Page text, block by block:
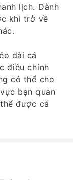
lịch. Dành
khi trở về
dài cả
điều chỉnh
có thể cho
bạn quan
được cá